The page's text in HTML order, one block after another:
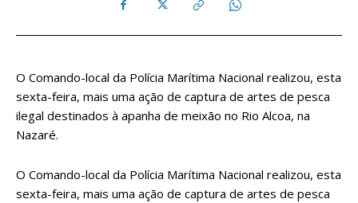
O Comando-local da Polícia Marítima Nacional realizou, esta
sexta-feira, mais uma ação de captura de artes de pesca
ilegal destinados à apanha de meixão no Rio Alcoa, na
Nazaré.
O Comando-local da Polícia Marítima Nacional realizou, esta
sexta-feira, mais uma ação de captura de artes de pesca